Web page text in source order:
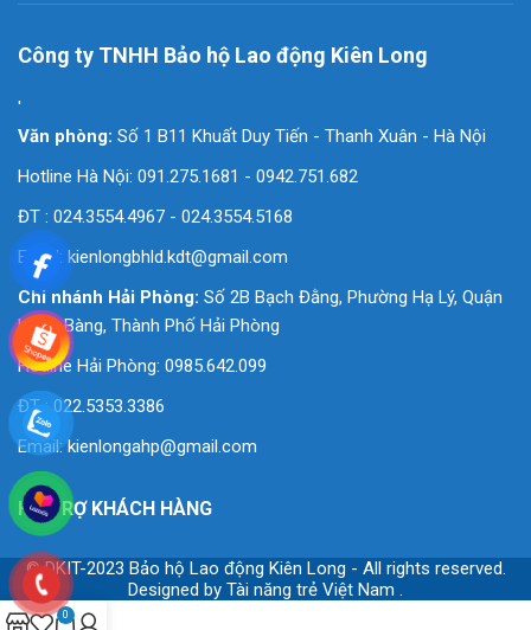
Công ty TNHH Bảo hộ Lao động Kiên Long
'
Văn phòng: Số 1 B11 Khuất Duy Tiến - Thanh Xuân - Hà Nội
Hotline Hà Nội: 091.275.1681 - 0942.751.682
ĐT : 024.3554.4967 - 024.3554.5168
Email: kienlongbhld.kdt@gmail.com
Chi nhánh Hải Phòng: Số 2B Bạch Đằng, Phường Hạ Lý, Quận
Hồng Bàng, Thành Phố Hải Phòng
Hotline Hải Phòng: 0985.642.099
ĐT : 022.5353.3386
Email:kienlongahp@gmail.com
HỖ TRỢ KHÁCH HÀNG
© DKIT-2023 Bảo hộ Lao động Kiên Long - All rights reserved.
Designed by Tài năng trẻ Việt Nam .
0